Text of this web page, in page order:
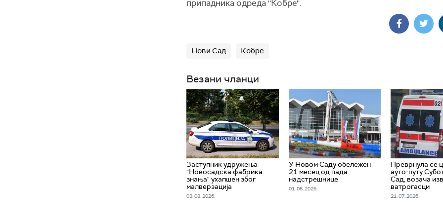
припадника одреда ''Кобре''.
Нови Сад Кобре
Везани чланци
Заступник удружења
"Новосадска фабрика
знања" ухапшен због
малверзација
03. 08. 2026.
У Новом Саду обележен
21 месец од пада
надстрешнице
01. 08. 2026.
Преврнула се
ауто-путу
Сад, возача
ватрогасци
21. 07. 2026.